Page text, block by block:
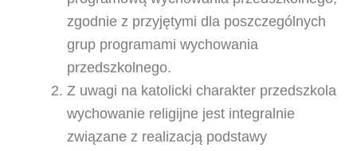
zgodnie z przyjętymi dla poszczególnych
grup programami wychowania
przedszkolnego.
Z uwagi na katolicki charakter przedszkola
wychowanie religijne jest integralnie
związane z realizacją podstawy